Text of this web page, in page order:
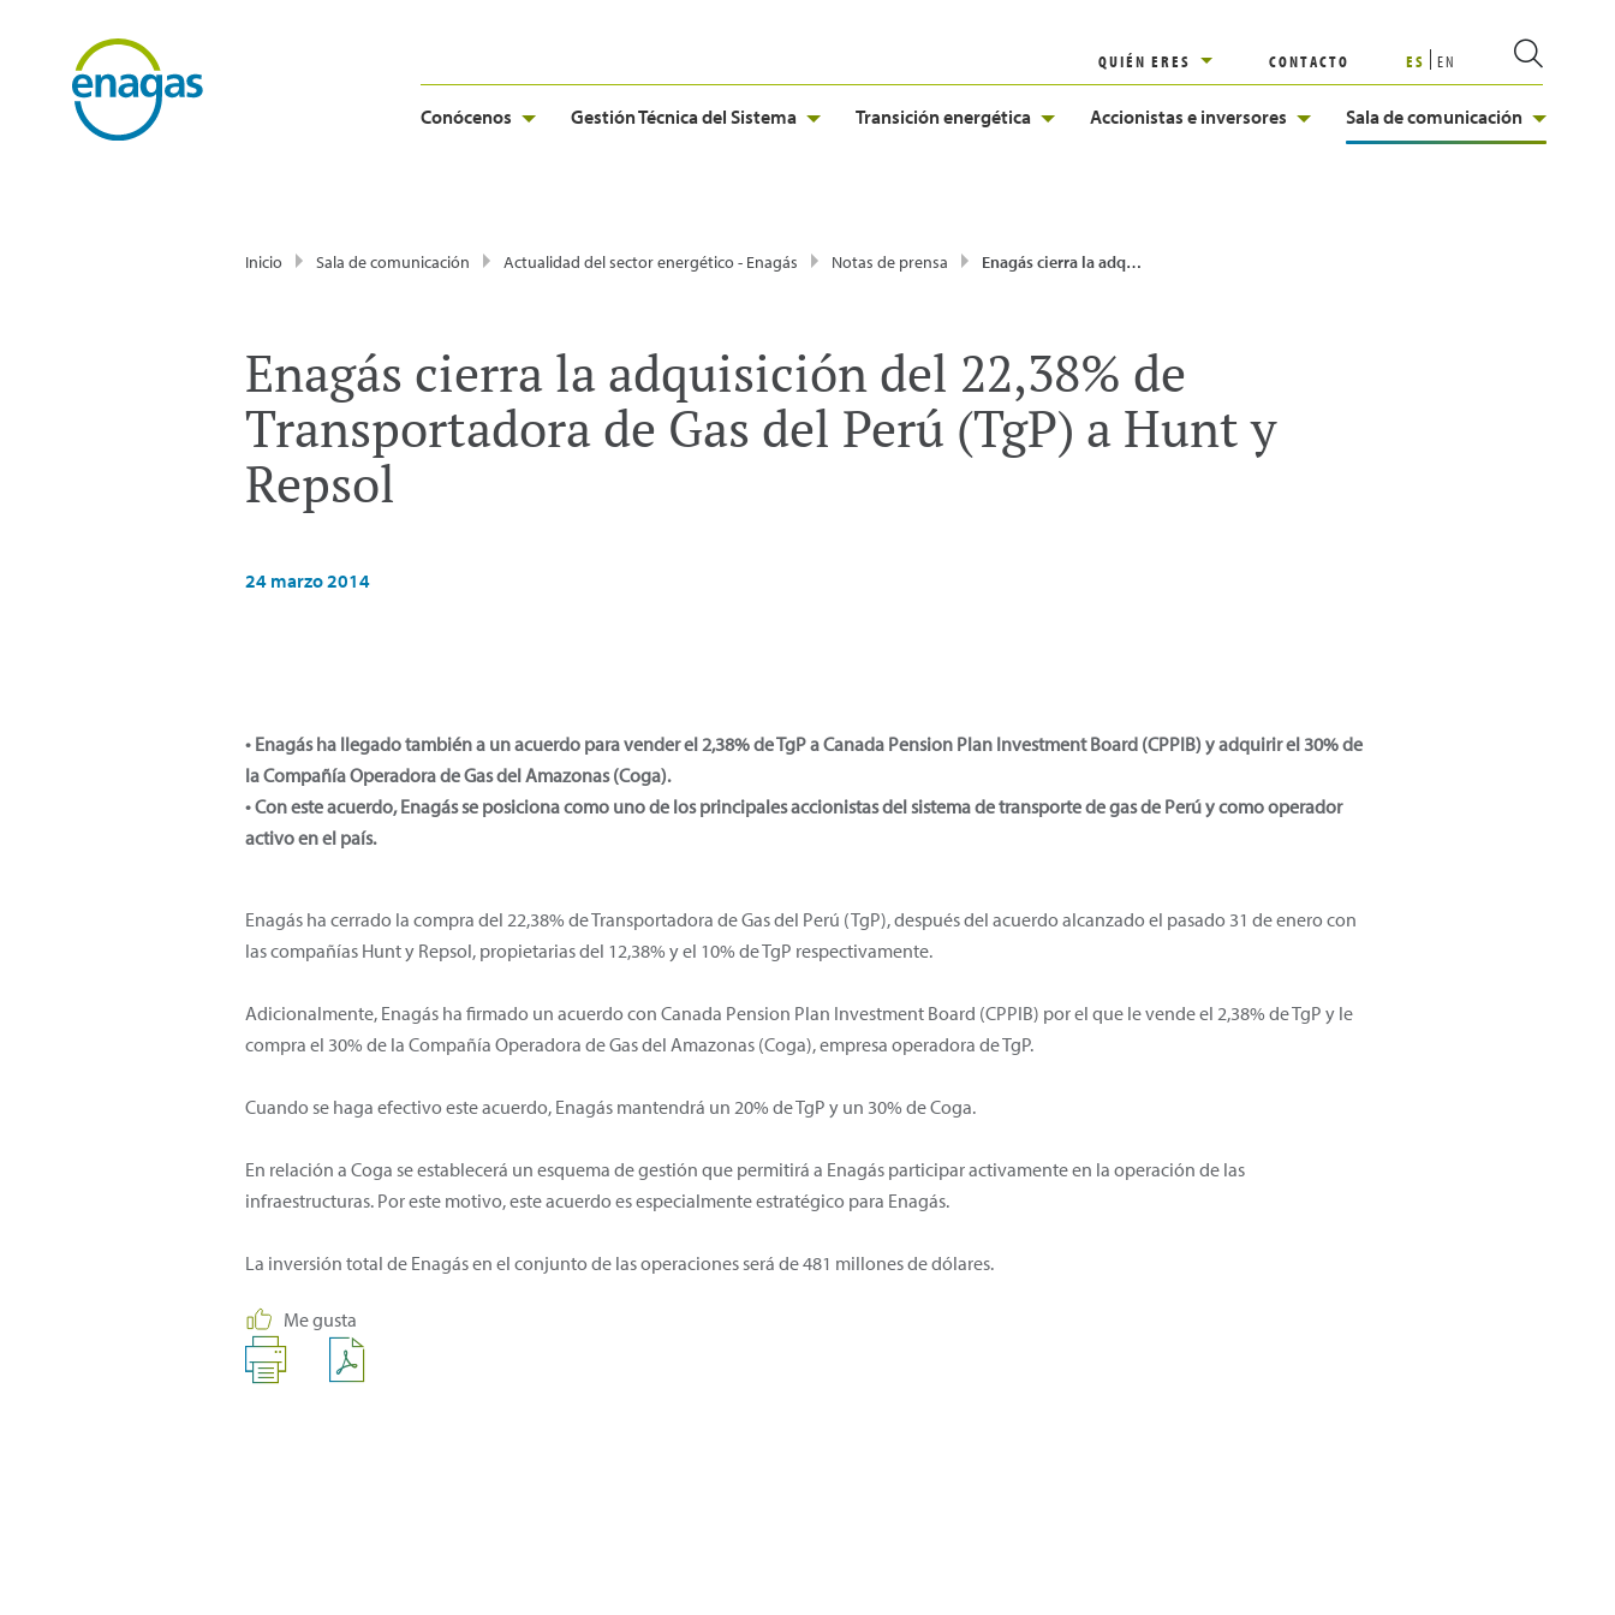
QUIÉN ERES CONTACTO ES EN
Conócenos Gestión Técnica del Sistema Transición energética Accionistas e inversores Sala de comunicación
Inicio Sala de comunicación Actualidad del sector energético - Enagás Notas de prensa Enagás cierra la adquisición del 22,38% de Transportadora de Gas del Perú (TgP) a Hunt y Repsol
Enagás cierra la adquisición del 22,38% de
Transportadora de Gas del Perú (TgP) a Hunt y
Repsol
24 marzo 2014
• Enagás ha llegado también a un acuerdo para vender el 2,38% de TgP a Canada Pension Plan Investment Board (CPPIB) y adquirir el 30% de
la Compañía Operadora de Gas del Amazonas (Coga).
• Con este acuerdo, Enagás se posiciona como uno de los principales accionistas del sistema de transporte de gas de Perú y como operador
activo en el país.
Enagás ha cerrado la compra del 22,38% de Transportadora de Gas del Perú (TgP), después del acuerdo alcanzado el pasado 31 de enero con
las compañías Hunt y Repsol, propietarias del 12,38% y el 10% de TgP respectivamente.
Adicionalmente, Enagás ha firmado un acuerdo con Canada Pension Plan Investment Board (CPPIB) por el que le vende el 2,38% de TgP y le
compra el 30% de la Compañía Operadora de Gas del Amazonas (Coga), empresa operadora de TgP.
Cuando se haga efectivo este acuerdo, Enagás mantendrá un 20% de TgP y un 30% de Coga.
En relación a Coga se establecerá un esquema de gestión que permitirá a Enagás participar activamente en la operación de las
infraestructuras. Por este motivo, este acuerdo es especialmente estratégico para Enagás.
La inversión total de Enagás en el conjunto de las operaciones será de 481 millones de dólares.
Me gusta